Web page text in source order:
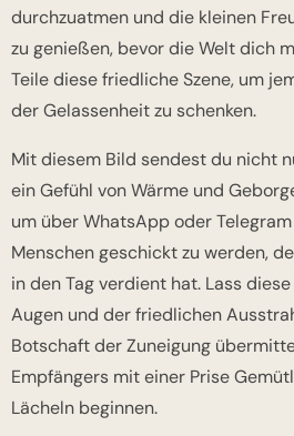
durchzuatmen und die kleinen
zu genießen, bevor die Welt dich
Teile diese friedliche Szene, um
der Gelassenheit zu schenken.
Mit diesem Bild sendest du nicht
ein Gefühl von Wärme und
um über WhatsApp oder
Menschen geschickt zu werden,
in den Tag verdient hat. Lass
Augen und der friedlichen
Botschaft der Zuneigung
Empfängers mit einer Prise
Lächeln beginnen.